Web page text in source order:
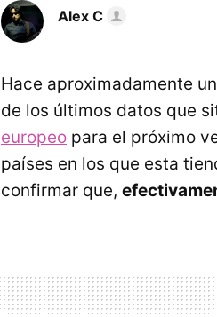
Alex C
Hace aproximadamente
de los últimos datos que
europeo para el próximo
países en los que esta
confirmar que,